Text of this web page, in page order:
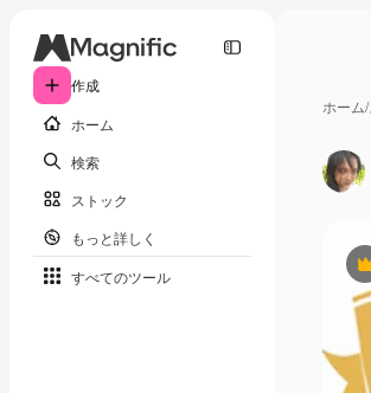
作成
ホーム
検索
ストック
もっと詳しく
すべてのツール
ホーム/